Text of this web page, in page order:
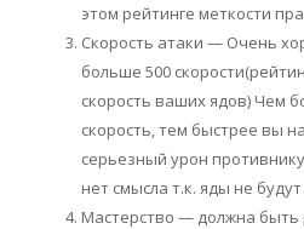
этом рейтинге меткости
Скорость атаки — Очень
больше 500
скорость ваших ядов) Чем
скорость, тем быстрее вы
серьезный урон
нет смысла т.к. яды не
Мастерство — должна быть